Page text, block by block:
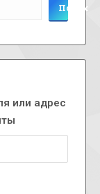
Поиск
или адрес